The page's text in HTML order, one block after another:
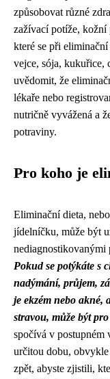
způsobovat různé
zažívací potíže, kožní
které se při
vejce, sója, kukuřice,
uvědomit, že
lékaře nebo
nutričně vyvážená a
potraviny.
Pro koho je
Eliminační dieta,
jídelníčku, může být
Pokud se potýkáte s
nadýmání, průjem,
je ekzém nebo akné,
stravou, může být
spočívá v postupném
určitou dobu, obvykle
zpět, abyste zjistili,